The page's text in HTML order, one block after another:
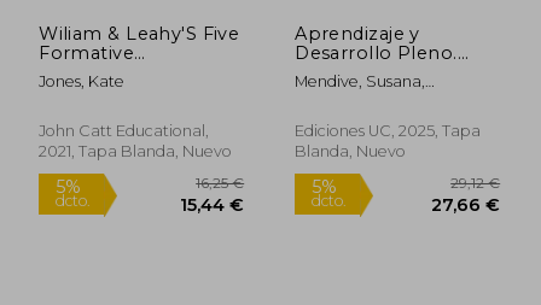
Wiliam & Leahy'S Five
Formative
Assessment
Strategies in Action
Inglés)
Jones, Kate
John Catt Educational,
2021, Tapa Blanda, Nuevo
Aprendizaje y
Desarrollo Pleno.
Aportes para la
Formación y el
y Educadores
Mendive, Susana,
Pilar
Ediciones UC, 2025, Tapa
Blanda, Nuevo